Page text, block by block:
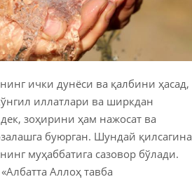
муомалалар
овқатлар
Дуолар ва зикрлар
кийими
ички дунёси ва қалбини ҳасад,
иллатлари ва ширкдан
зоҳирини ҳам нажосат ва
буюрган. Шундай қилсагина
муҳаббатига сазовор бўлади.
Аллоҳ тавба